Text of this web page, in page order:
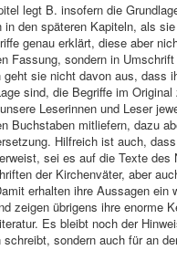
legt B. insofern die
in den späteren Kapiteln, als
genau erklärt, diese aber
Fassung, sondern in
sie nicht davon aus, dass
sind, die Begriffe im
Leserinnen und Leser
Buchstaben mitliefern, dazu
Hilfreich ist auch,
sei es auf die Texte des
der Kirchenväter, aber
erhalten ihre Aussagen ein
zeigen übrigens ihre enorme
Es bleibt noch der
schreibt, sondern auch für an